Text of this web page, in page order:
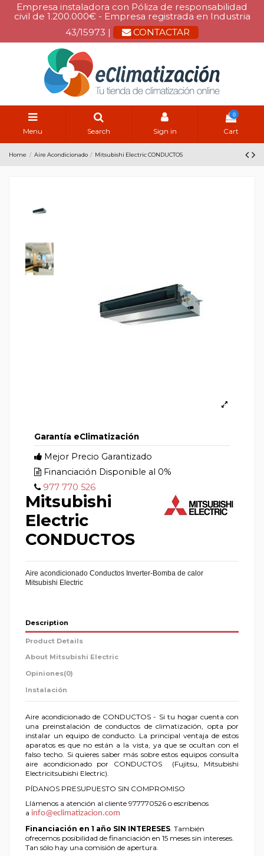
Empresa instaladora con Póliza de responsabilidad
civil de 1.200.000€ - Empresa registrada en Industria
43/15973 |
CONTACTAR
Menu Search Sign in
0
Cart
Home Aire Acondicionado Mitsubishi Electric CONDUCTOS
Garantía eClimatización
Mejor Precio Garantizado
Financiación Disponible al 0%
977 770 526
Mitsubishi
Electric
CONDUCTOS
Aire acondicionado Conductos Inverter-Bomba de calor
Mitsubishi Electric
Description
Product Details
About Mitsubishi Electric
Opiniones(0)
Instalación
Aire acondicionado de CONDUCTOS - Si tu hogar cuenta con
una preinstalación de conductos de climatización, opta por
instalar un equipo de conducto. La principal ventaja de estos
aparatos es que no están a la vista, ya que se ocultan con el
falso techo. Si quieres saber más sobre estos equipos consulta
aire acondicionado por CONDUCTOS (Fujitsu, Mitsubishi
Electricitsubishi Electric).
PÍDANOS PRESUPUESTO SIN COMPROMISO
Llámenos a atención al cliente 977770526 o escríbenos
a info@eclimatizacion.com
Financiación en 1 año SIN INTERESES . También
ofrecemos posibilidad de financiación en 15 meses sin intereses.
Tan sólo hay una comisión de apertura.